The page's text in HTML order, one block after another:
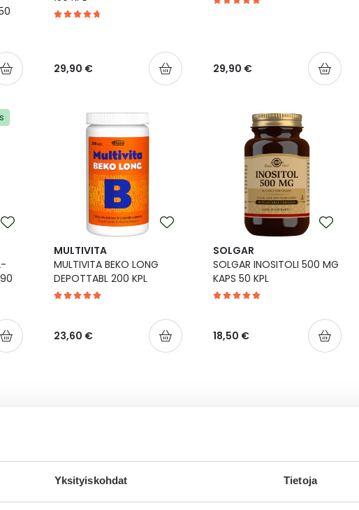
Yksityiskohdat Tietoja
29,90 € 29,90 €
MULTIVITA
MULTIVITA BEKO LONG
DEPOTTABL 200 KPL
23,60 €
SOLGAR
SOLGAR INOSITOLI 500 MG
KAPS 50 KPL
18,50 €